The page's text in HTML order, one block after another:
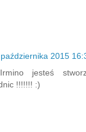
2015
jesteś
!!!!!!! :)